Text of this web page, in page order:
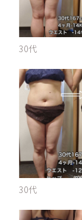
30代
30代